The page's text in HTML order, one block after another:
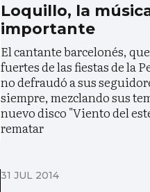
Loquillo, la
importante
El cantante barcelonés,
fuertes de las fiestas de la
no defraudó a sus
siempre, mezclando sus
nuevo disco "Viento del
rematar
31 JUL 2014